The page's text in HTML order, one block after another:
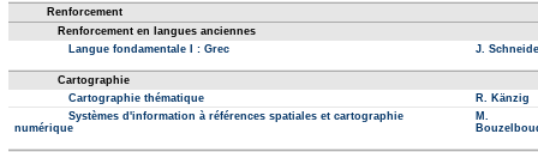
Renforcement
Renforcement en langues anciennes
Langue fondamentale I : Grec
J.
Cartographie
Cartographie thématique
R. Känzig
Systèmes d'information à références spatiales et cartographie
numérique
M.